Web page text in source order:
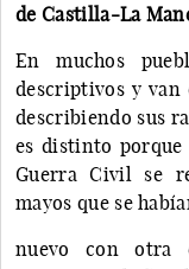
de Castilla-La
En muchos
descriptivos y van
describiendo sus
es distinto porque
Guerra Civil se
mayos que se
nuevo con otra